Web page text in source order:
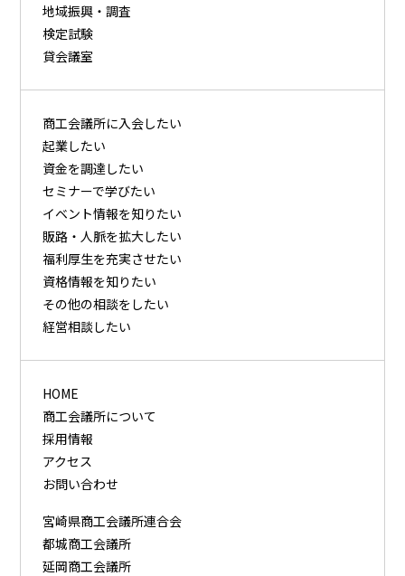
地域振興・調査
検定試験
貸会議室
商⼯会議所に⼊会したい
起業したい
資⾦を調達したい
セミナーで学びたい
イベント情報を知りたい
販路・⼈脈を拡⼤したい
福利厚⽣を充実させたい
資格情報を知りたい
その他の相談をしたい
経営相談したい
HOME
商工会議所について
採用情報
アクセス
お問い合わせ
宮崎県商工会議所連合会
都城商工会議所
延岡商工会議所